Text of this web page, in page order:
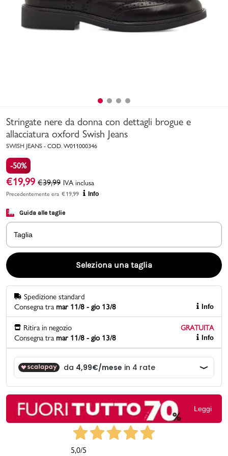
Uomo Bambino
Marchi
Promo & News
contatti
Gift card
Stringate nere da donna con dettagli brogue e
allacciatura oxford Swish Jeans
SWISH JEANS - COD. W011000346
-50%
€19,99 €39,99 IVA inclusa
Precedentemente era €19,99 Info
Guida alle taglie
Taglia
Seleziona una taglia
Spedizione standard
Consegna tra mar 11/8 - gio 13/8 Info
Ritira in negozio
GRATUITA
Consegna tra mar 11/8 - gio 13/8 Info
Leggi
5,0/5